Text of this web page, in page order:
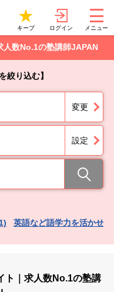
キープ ログイン メニュー
人数No.1の塾講師JAPAN
絞り込む】
変更
設定
英語など語学力を活かせ
ト｜求人数No.1の塾講